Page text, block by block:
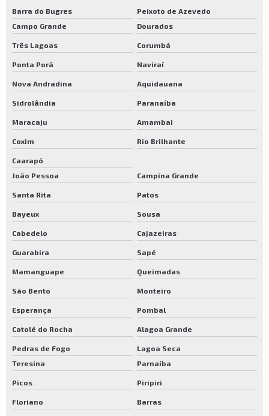
Barra do Bugres
Peixoto de Azevedo
Campo Grande
Dourados
Três Lagoas Corumbá
Ponta Porã Naviraí
Nova Andradina Aquidauana
Sidrolândia Paranaíba
Maracaju Amambai
Coxim Rio Brilhante
Caarapó
João Pessoa
Campina Grande
Santa Rita Patos
Bayeux Sousa
Cabedelo Cajazeiras
Guarabira Sapé
Mamanguape Queimadas
São Bento Monteiro
Esperança Pombal
Catolé do Rocha Alagoa Grande
Pedras de Fogo
Lagoa Seca
Teresina
Parnaíba
Picos Piripiri
Floriano Barras